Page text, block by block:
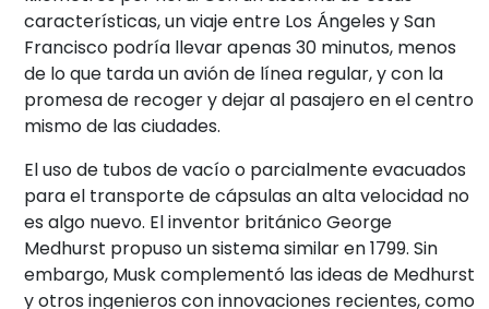
características, un viaje entre Los Ángeles y San
Francisco podría llevar apenas 30 minutos, menos
de lo que tarda un avión de línea regular, y con la
promesa de recoger y dejar al pasajero en el centro
mismo de las ciudades.
El uso de tubos de vacío o parcialmente evacuados
para el transporte de cápsulas an alta velocidad no
es algo nuevo. El inventor británico George
Medhurst propuso un sistema similar en 1799. Sin
embargo, Musk complementó las ideas de Medhurst
y otros ingenieros con innovaciones recientes, como